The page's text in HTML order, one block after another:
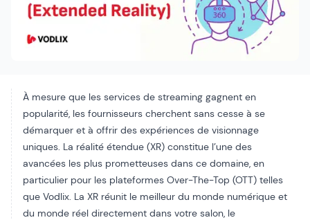
À mesure que les services de streaming gagnent en
popularité, les fournisseurs cherchent sans cesse à se
démarquer et à offrir des expériences de visionnage
uniques. La réalité étendue (XR) constitue l’une des
avancées les plus prometteuses dans ce domaine, en
particulier pour les plateformes Over-The-Top (OTT) telles
que Vodlix. La XR réunit le meilleur du monde numérique et
du monde réel directement dans votre salon, le